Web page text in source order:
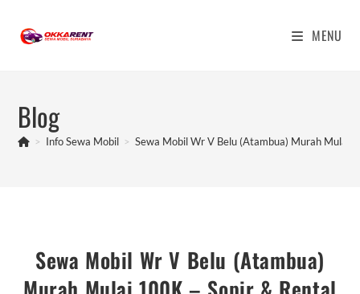
content
MENU
Blog
> Info Sewa Mobil > Sewa Mobil Wr V Belu (Atambua) Murah Mulai
Sewa Mobil Wr V Belu (Atambua)